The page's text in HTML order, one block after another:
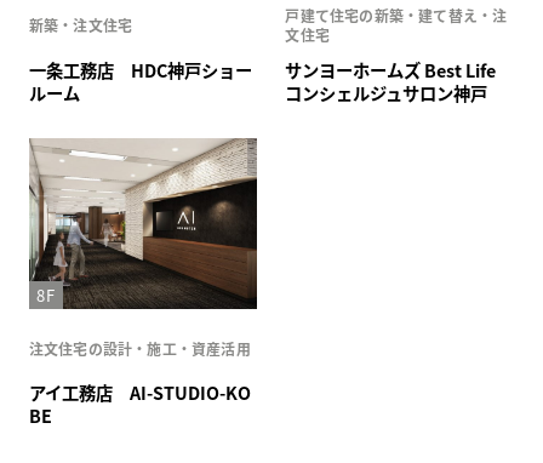
新築・注文住宅
一条工務店 HDC神戸ショー
ルーム
戸建て住宅の新築・建て替え・注
文住宅
サンヨーホームズ Best Life
コンシェルジュサロン神戸
注文住宅の設計・施工・資産活用
アイ工務店 AI-STUDIO-KO
BE
8F